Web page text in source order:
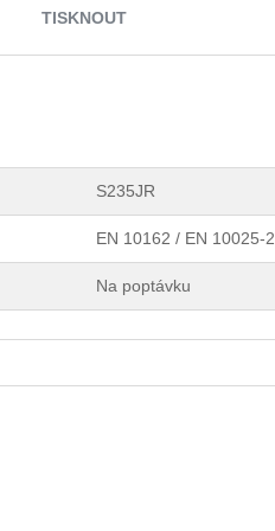
TISKNOUT
S235JR
EN 10162 / EN 10025-2
Na poptávku